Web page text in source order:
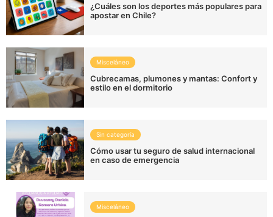
¿Cuáles son los deportes más populares para
apostar en Chile?
Misceláneo
Cubrecamas, plumones y mantas: Confort y
estilo en el dormitorio
Sin categoría
Cómo usar tu seguro de salud internacional
en caso de emergencia
Misceláneo